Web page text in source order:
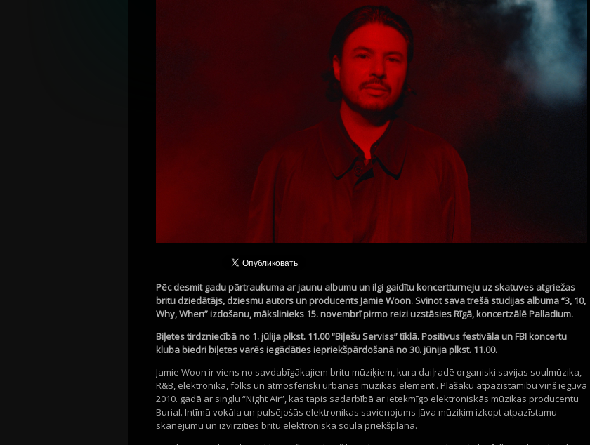
Pēc desmit gadu pārtraukuma ar jaunu albumu un ilgi gaidītu koncertturneju uz skatuves atgriežas
britu dziedātājs, dziesmu autors un producents Jamie Woon. Svinot sava trešā studijas albuma “3, 10,
Why, When” izdošanu, mākslinieks 15. novembrī pirmo reizi uzstāsies Rīgā, koncertzālē Palladium.
Biļetes tirdzniecībā no 1. jūlija plkst. 11.00 “Biļešu Serviss” tīklā. Positivus festivāla un FBI koncertu
kluba biedri biļetes varēs iegādāties iepriekšpārdošanā no 30. jūnija plkst. 11.00.
Jamie Woon ir viens no savdabīgākajiem britu mūziķiem, kura daiļradē organiski savijas soulmūzika,
R&B, elektronika, folks un atmosfēriski urbānās mūzikas elementi. Plašāku atpazīstamību viņš ieguva
2010. gadā ar singlu “Night Air”, kas tapis sadarbībā ar ietekmīgo elektroniskās mūzikas producentu
Burial. Intīmā vokāla un pulsējošās elektronikas savienojums ļāva mūziķim izkopt atpazīstamu
skanējumu un izvirzīties britu elektroniskā soula priekšplānā.